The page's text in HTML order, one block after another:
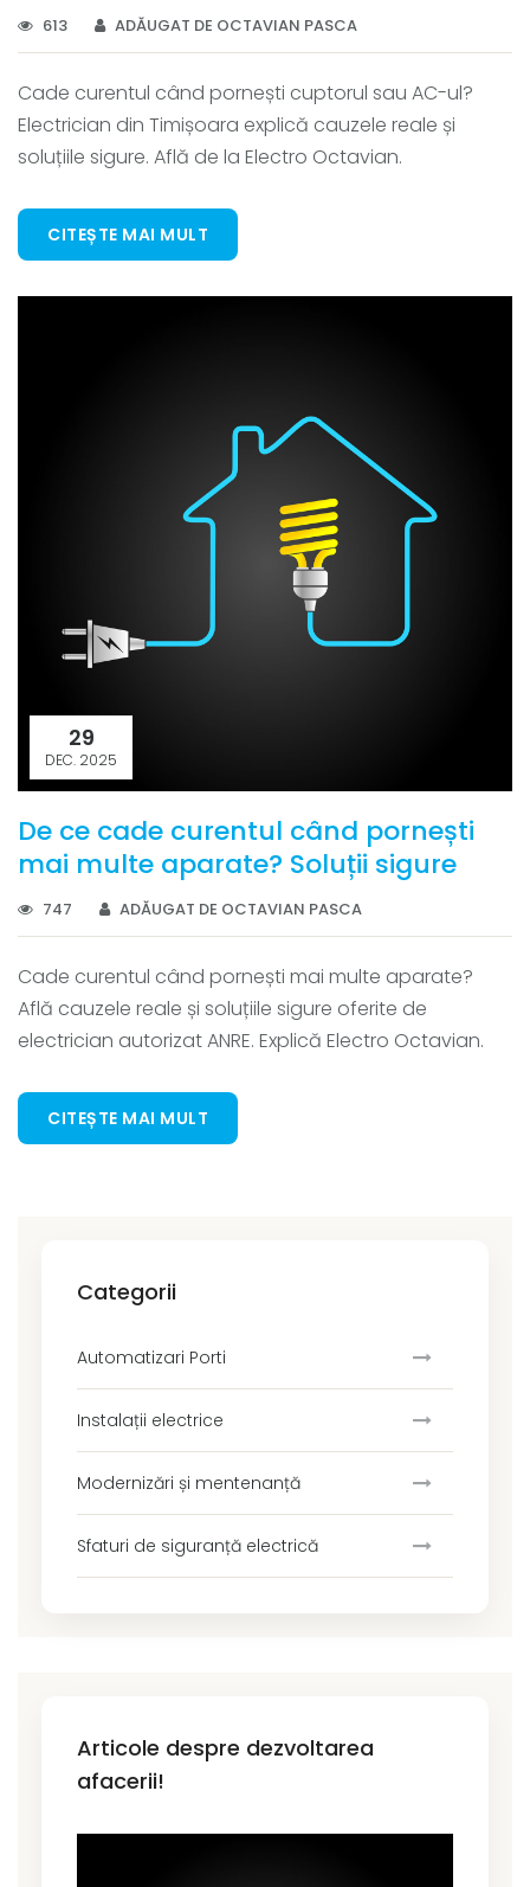
613 ADĂUGAT DE OCTAVIAN PASCA
Cade curentul când pornești cuptorul sau AC-ul?
Electrician din Timișoara explică cauzele reale și
soluțiile sigure. Află de la Electro Octavian.
CITEȘTE MAI MULT
29
DEC. 2025
De ce cade curentul când pornești
mai multe aparate? Soluții sigure
747 ADĂUGAT DE OCTAVIAN PASCA
Cade curentul când pornești mai multe aparate?
Află cauzele reale și soluțiile sigure oferite de
electrician autorizat ANRE. Explică Electro Octavian.
CITEȘTE MAI MULT
Categorii
Automatizari Porti
Instalații electrice
Modernizări și mentenanță
Sfaturi de siguranță electrică
Articole despre dezvoltarea
afacerii!